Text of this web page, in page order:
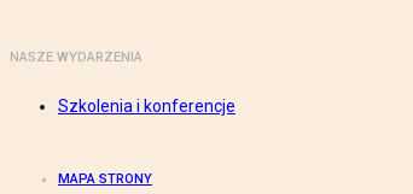
NASZE WYDARZENIA
Szkolenia i konferencje
MAPA STRONY